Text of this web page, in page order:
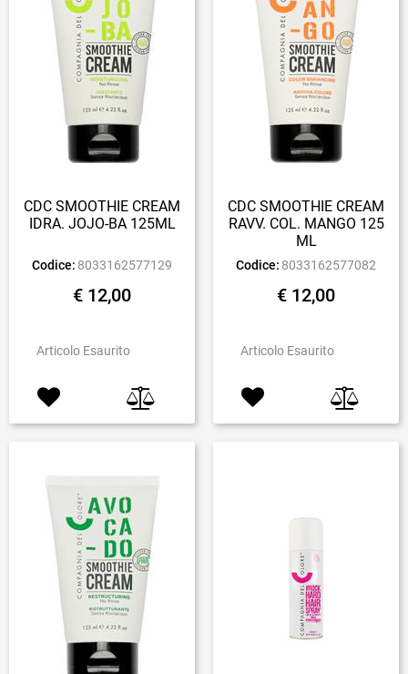
CDC SMOOTHIE CREAM
IDRA. JOJO-BA 125ML
Codice: 8033162577129
€ 12,00
Articolo Esaurito
CDC SMOOTHIE CREAM
RAVV. COL. MANGO 125
ML
Codice: 8033162577082
€ 12,00
Articolo Esaurito